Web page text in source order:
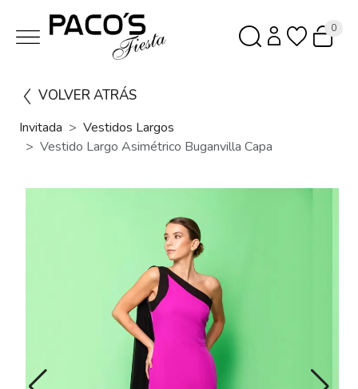
0
VOLVER ATRÁS
Invitada
Vestidos Largos
Vestido Largo Asimétrico Buganvilla Capa